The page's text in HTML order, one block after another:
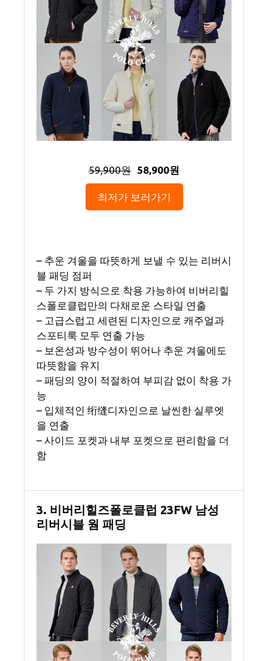
59,900원 58,900원
최저가 보러가기
– 추운 겨울을 따뜻하게 보낼 수 있는 리버시
블 패딩 점퍼
– 두 가지 방식으로 착용 가능하여 비버리힐
스폴로클럽만의 다채로운 스타일 연출
– 고급스럽고 세련된 디자인으로 캐주얼과
스포티룩 모두 연출 가능
– 보온성과 방수성이 뛰어나 추운 겨울에도
따뜻함을 유지
– 패딩의 양이 적절하여 부피감 없이 착용 가
능
– 입체적인 绗缝디자인으로 날씬한 실루엣
을 연출
– 사이드 포켓과 내부 포켓으로 편리함을 더
함
3. 비버리힐즈폴로클럽 23FW 남성
리버시블 웜 패딩